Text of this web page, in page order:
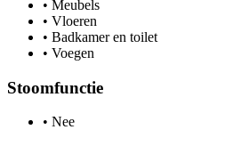
• Meubels
• Vloeren
• Badkamer en toilet
• Voegen
Stoomfunctie
• Nee